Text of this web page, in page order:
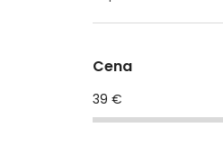
Cena
39 €